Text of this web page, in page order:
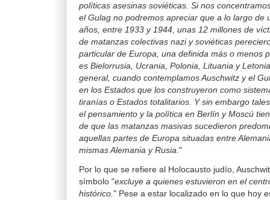
políticas asesinas soviéticas. Si nos
el Gulag no podremos apreciar que a lo largo de
años, entre 1933 y 1944, unas 12 millones de
de matanzas colectivas nazi y soviéticas
particular de Europa, una definida más o menos
es Bielorrusia, Ucrania, Polonia, Lituania y
general, cuando contemplamos Auschwitz y el
en los Estados que los construyeron como
tiranías o Estados totalitarios. Y sin embargo
el pensamiento y la política en Berlín y Moscú
de que las matanzas masivas sucedieron
aquellas partes de Europa situadas entre
mismas Alemania y Rusia."
Por lo que se refiere al Holocausto judío,
símbolo "excluye a quienes estuvieron en el
histórico. " Pese a estar localizado en lo que hoy